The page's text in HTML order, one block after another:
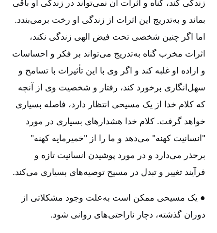
بماند و به‌تدریج این اثرات از زندگی او رخت برمی‌بندد.
اما اگر چنین شخصی تحت فیض الهی زندگی نکند،
اثرات مخرب گناه به‌تدریج می‌تواند بر فکر و احساسات
و اراده او غلبه کند و اگر وی با این تأثیرات با تسامح و
سهل‌انگاری برخورد کند، رفتار و شخصیت وی از آنچه
که کلام خدا از یک مسیحی انتظار دارد، فاصله بسیاری
خواهد گرفت‌. کلام خدا هشدارهای بسیاری در مورد
"انسانیت کهنه‌" می‌دهد و ما را از "خمیرمایه کهنه‌"
برحذر می‌دارد و در مورد پوشیدن انسانیت تازه و
فرآیند تغییر و تبدل در مسیح توصیه‌های بسیاری می‌کند.
● یک مسیحی ممکن است به‌علت وجود مشکلاتی از
دوران گذشته‌، دچار ناراحتی‌های روانی شود.